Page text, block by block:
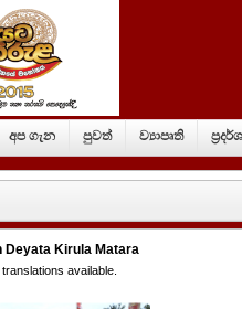
අප ගැන පුවත් ව්‍යාපෘති
Deyata Kirula Matara
available.